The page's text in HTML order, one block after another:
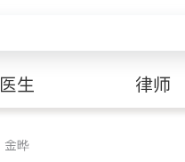
医生 律师
金晔